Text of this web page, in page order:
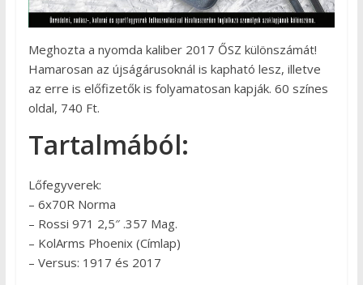
Meghozta a nyomda kaliber 2017 ŐSZ különszámát!
Hamarosan az újságárusoknál is kapható lesz, illetve
az erre is előfizetők is folyamatosan kapják. 60 színes
oldal, 740 Ft.
Tartalmából:
Lőfegyverek:
– 6x70R Norma
– Rossi 971 2,5″ .357 Mag.
– KolArms Phoenix (Címlap)
– Versus: 1917 és 2017